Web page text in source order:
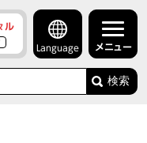
ル
Language メニュー
検索